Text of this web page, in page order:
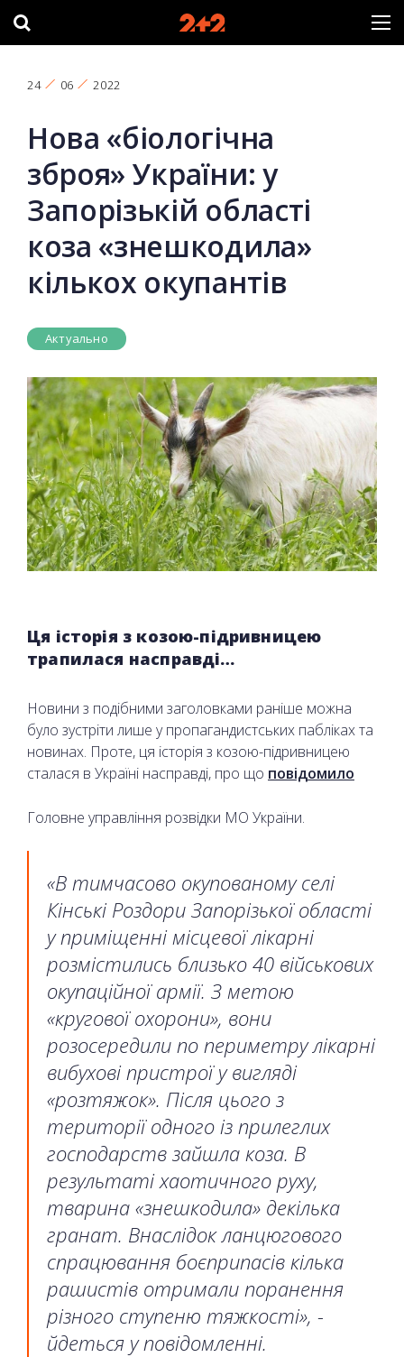
24 06 2022
Нова «біологічна
зброя» України: у
Запорізькій області
коза «знешкодила»
кількох окупантів
Актуально
Ця історія з козою-підривницею
трапилася насправді…
Новини з подібними заголовками раніше можна
було зустріти лише у пропагандистських пабліках та
новинах. Проте, ця історія з козою-підривницею
сталася в Україні насправді, про що повідомило
Головне управління розвідки МО України.
«В тимчасово окупованому селі
Кінські Роздори Запорізької області
у приміщенні місцевої лікарні
розмістились близько 40 військових
окупаційної армії. З метою
«кругової охорони», вони
розосередили по периметру лікарні
вибухові пристрої у вигляді
«розтяжок». Після цього з
території одного із прилеглих
господарств зайшла коза. В
результаті хаотичного руху,
тварина «знешкодила» декілька
гранат. Внаслідок ланцюгового
спрацювання боєприпасів кілька
рашистів отримали поранення
різного ступеню тяжкості», -
йдеться у повідомленні.